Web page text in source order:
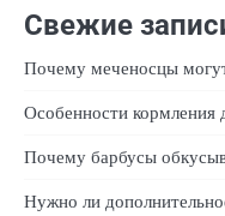
Свежие
Почему меченосцы
Особенности
Почему барбусы
Нужно ли